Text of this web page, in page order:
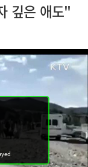
깊은 애도"